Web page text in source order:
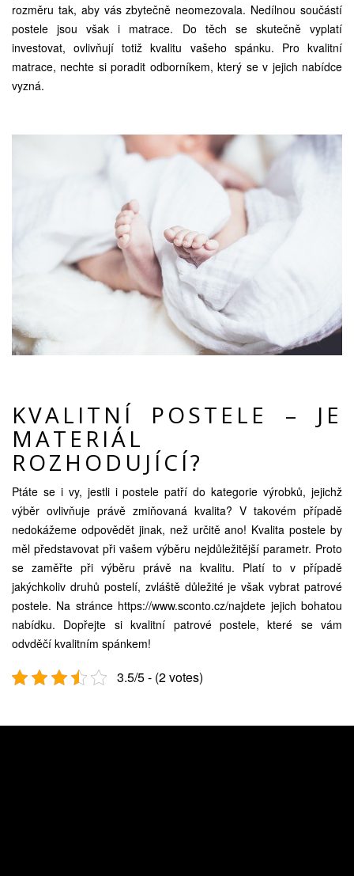
rozměru tak, aby vás zbytečně neomezovala. Nedílnou součástí
postele jsou však i matrace. Do těch se skutečně vyplatí
investovat, ovlivňují totiž kvalitu vašeho spánku. Pro kvalitní
matrace, nechte si poradit odborníkem, který se v jejich nabídce
vyzná.
KVALITNÍ POSTELE – JE
MATERIÁL
ROZHODUJÍCÍ?
Ptáte se i vy, jestli i postele patří do kategorie výrobků, jejichž
výběr ovlivňuje právě zmiňovaná kvalita? V takovém případě
nedokážeme odpovědět jinak, než určitě ano! Kvalita postele by
měl představovat při vašem výběru nejdůležitější parametr. Proto
se zaměřte při výběru právě na kvalitu. Platí to v případě
jakýchkoliv druhů postelí, zvláště důležité je však vybrat patrové
postele. Na stránce https://www.sconto.cz/najdete jejich bohatou
nabídku. Dopřejte si kvalitní patrové postele, které se vám
odvděčí kvalitním spánkem!
3.5/5 - (2 votes)